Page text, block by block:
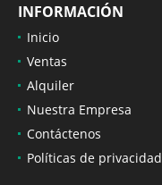
INFORMACIÓN
Inicio
Ventas
Alquiler
Nuestra Empresa
Contáctenos
Políticas de privacidad